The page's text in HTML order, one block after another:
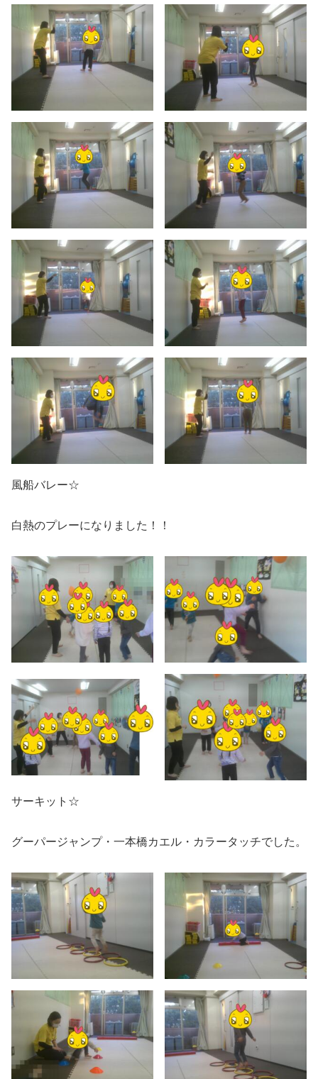
風船バレー☆
白熱のプレーになりました！！
サーキット☆
グーパージャンプ・一本橋カエル・カラータッチでした。